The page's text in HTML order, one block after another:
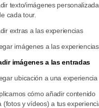
texto/imágenes
cada tour.
extras a las experiencias
imágenes a las experiencias
imágenes a las entradas
ubicación a una experiencia
cómo añadir contenido
(fotos y vídeos) a tus